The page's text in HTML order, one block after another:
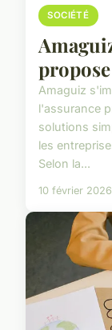
SOCIÉTÉ
Amaguiz
l'assurance
solutions
les
Selon la...
10 février 2026